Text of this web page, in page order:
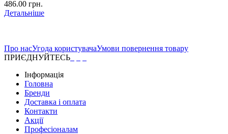
486.00 грн.
Детальніше
Про насУгода користувачаУмови повернення товару
ПРИЄДНУЙТЕСЬ
Інформація
Головна
Бренди
Доставка і оплата
Контакти
Акції
Професіоналам